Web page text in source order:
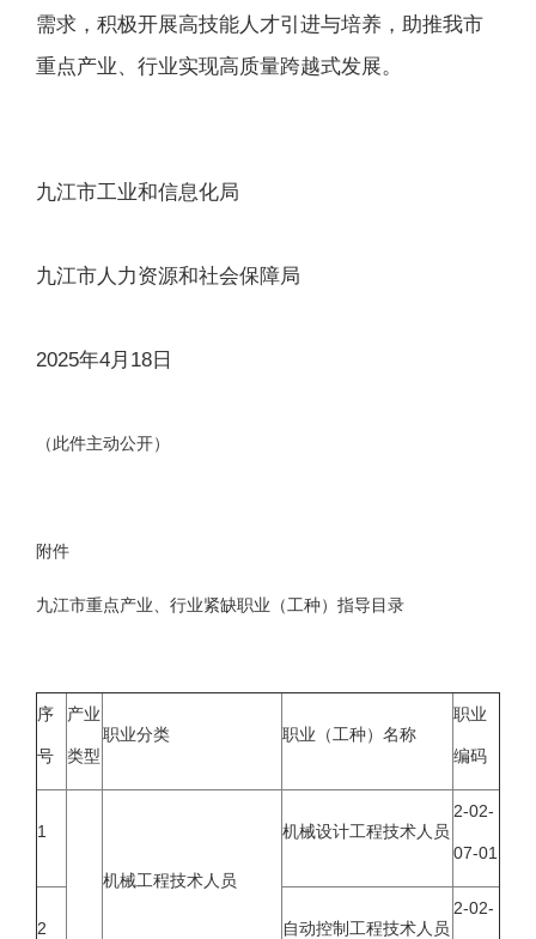
需求，积极开展高技能人才引进与培养，助推我市
重点产业、行业实现高质量跨越式发展。
九江市工业和信息化局
九江市人力资源和社会保障局
2025年4月18日
（此件主动公开）
附件
九江市重点产业、行业紧缺职业（工种）指导目录
序
号
产业
类型
职业分类 职业（工种）名称
职业
编码
1
机械工程技术人员
机械设计工程技术人员
2-02-
07-01
2 自动控制工程技术人员
2-02-